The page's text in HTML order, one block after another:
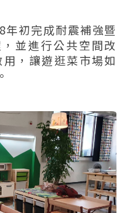
初完成耐震補強暨
並進行公共空間改
，讓遊逛菜市場如